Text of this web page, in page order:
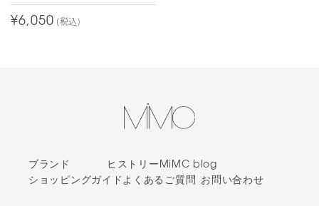
本品は、単に綺麗な肌を人工的に作るのではなく、使った人自身の
が、MIMCのリキッドリーファンデーションは、私の中では名品中
素晴らしい製品を開発してくださって、ありがとうございます。
¥6,050 (税込)
ブランド ヒストリー MiMC blog
ショッピングガイド よくあるご質問 お問い合わせ